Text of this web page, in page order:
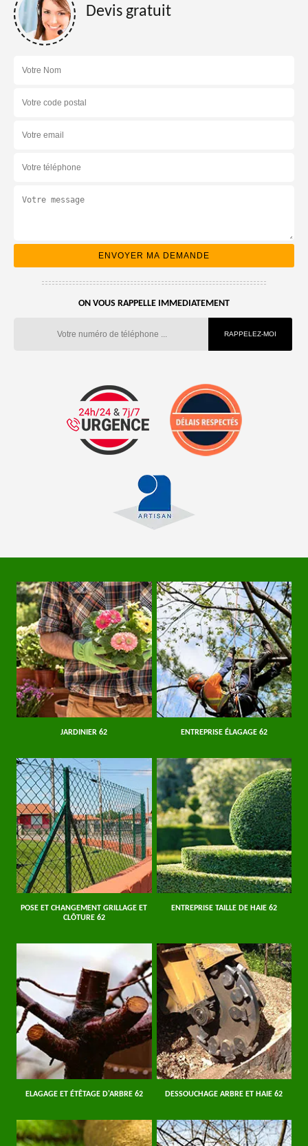
Devis gratuit
ON VOUS RAPPELLE IMMEDIATEMENT
JARDINIER 62 ENTREPRISE ÉLAGAGE 62
POSE ET CHANGEMENT GRILLAGE ET
CLÔTURE 62
ENTREPRISE TAILLE DE HAIE 62
ELAGAGE ET ÉTÊTAGE D'ARBRE 62 DESSOUCHAGE ARBRE ET HAIE 62